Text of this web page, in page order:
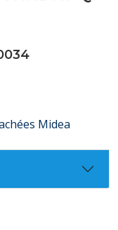
Midea